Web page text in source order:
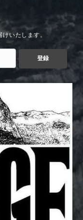
いたします。
登録